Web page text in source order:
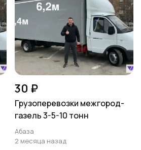
30 ₽
Грузоперевозки межгород-
газель 3-5-10 тонн
Абаза
2 месяца назад